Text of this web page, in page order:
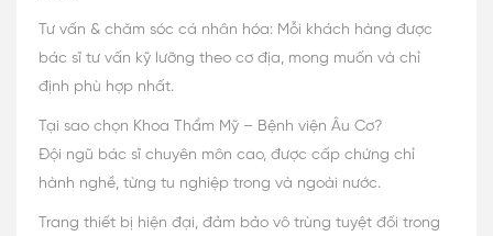
Tư vấn & chăm sóc cá nhân hóa: Mỗi khách hàng được
bác sĩ tư vấn kỹ lưỡng theo cơ địa, mong muốn và chỉ
định phù hợp nhất.
Tại sao chọn Khoa Thẩm Mỹ – Bệnh viện Âu Cơ?
Đội ngũ bác sĩ chuyên môn cao, được cấp chứng chỉ
hành nghề, từng tu nghiệp trong và ngoài nước.
Trang thiết bị hiện đại, đảm bảo vô trùng tuyệt đối trong